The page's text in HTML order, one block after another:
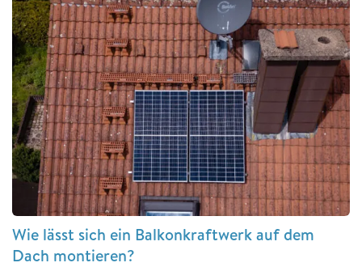
Wie lässt sich ein Balkonkraftwerk auf dem
Dach montieren?